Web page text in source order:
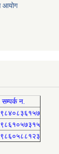
आयोग
सम्पर्क न.
९८४०८३६१५७
९८६१०५७३१५
९८६०५८८१२३